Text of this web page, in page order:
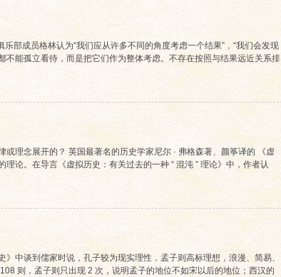
部成员格林认为“我们应从许多不同的角度考虑一个结果”，“我们会发现
能孤立看待，而是把它们作为整体考虑。不存在按照与结果远近关系排
理念展开的？ 英国最著名的历史学家尼尔 · 弗格森著、颜筝译的 《虚
论。在导言《虚拟历史：有关过去的一种 “ 混沌 ” 理论》中，作者认
中谈到儒家时说，孔子较为现实理性，孟子则高标理想，浪漫、简易、
则，孟子则只出现 2 次，说明孟子的地位不如宋以后的地位；西汉的